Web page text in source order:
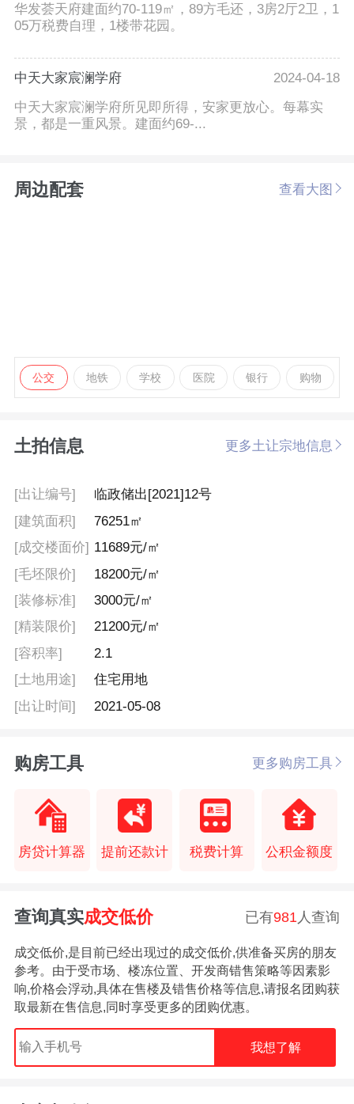
华发荟天府建面约70-119㎡，89方毛还，3房2厅2卫，1
05万税费自理，1楼带花园。
中天大家宸澜学府
2024-04-18
中天大家宸澜学府所见即所得，安家更放心。每幕实
景，都是一重风景。建面约69-...
周边配套 查看大图
公交 地铁 学校 医院 银行 购物
土拍信息 更多土让宗地信息
[出让编号]
临政储出[2021]12号
[建筑面积]
76251㎡
[成交楼面价] 11689元/㎡
[毛坯限价]
18200元/㎡
[装修标准]
3000元/㎡
[精装限价]
21200元/㎡
[容积率]
2.1
[土地用途]
住宅用地
[出让时间]
2021-05-08
购房工具 更多购房工具
房贷计算器 提前还款计 税费计算 公积金额度
查询真实成交低价 已有981人查询
成交低价,是目前已经出现过的成交低价,供准备买房的朋友
参考。由于受市场、楼冻位置、开发商错售策略等因素影
响,价格会浮动,具体在售楼及错售价格等信息,请报名团购获
取最新在售信息,同时享受更多的团购优惠。
我想了解